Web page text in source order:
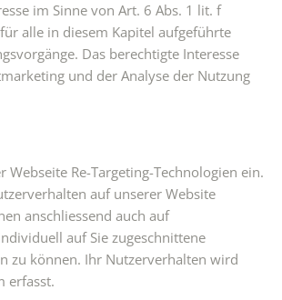
im Sinne von Art. 6 Abs. 1 lit. f
alle in diesem Kapitel aufgeführte
Das berechtigte Interesse
und der Analyse der Nutzung
Webseite Re-Targeting-Technologien ein.
auf unserer Website
anschliessend auch auf
auf Sie zugeschnittene
zu können. Ihr Nutzerverhalten wird
erfasst.